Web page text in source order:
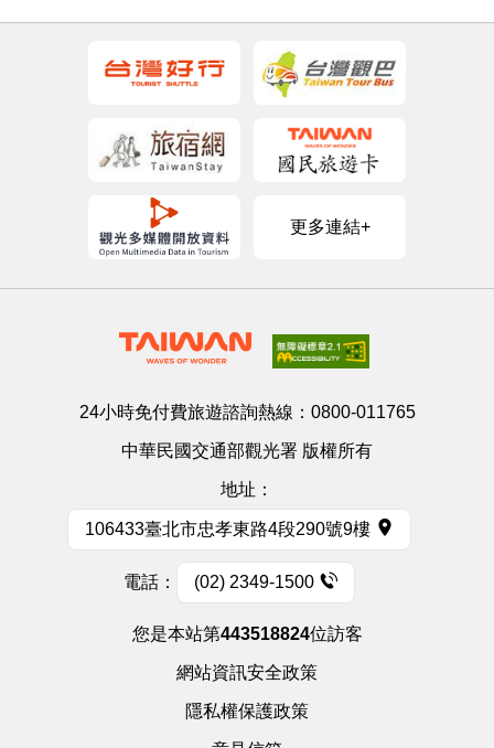
更多連結+
24小時免付費旅遊諮詢熱線： 0800-011765
中華民國交通部觀光署 版權所有
地址：
106433臺北市忠孝東路4段290號9樓
電話： (02) 2349-1500
您是本站第443518824位訪客
網站資訊安全政策
隱私權保護政策